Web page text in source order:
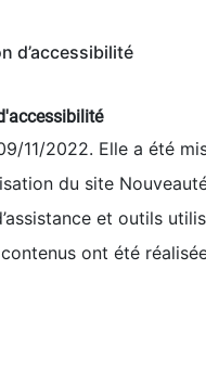
d’accessibilité
11/2022. Elle a été
du site
et outils
ont été